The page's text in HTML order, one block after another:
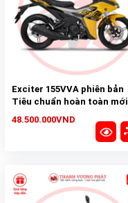
Exciter 155VVA phiên bản
Tiêu chuẩn hoàn toàn mới
2023
48.500.000VND